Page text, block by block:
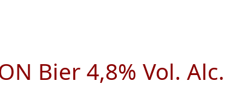
Bier 4,8% Vol. Alc.